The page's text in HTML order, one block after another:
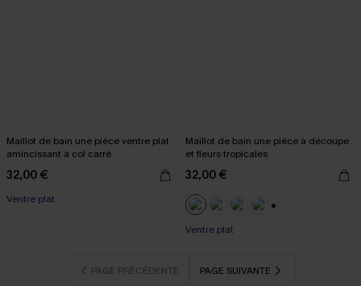
Maillot de bain une pièce ventre plat
amincissant à col carré
32,00 €
Ventre plat
Maillot de bain une pièce à découpe
et fleurs tropicales
32,00 €
Ventre plat
PAGE PRÉCÉDENTE PAGE SUIVANTE